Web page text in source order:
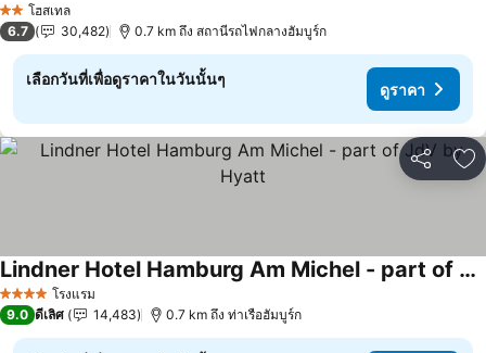
2 ดาวโฮสเทล
6.7 30,482 0.7 km ถึง สถานีรถไฟกลางฮัมบูร์ก
เลือกวันที่เพื่อดูราคาในวันนั้นๆ
ดูราคา
แชร์ เ
4 ดาว โรงแรม
Lindner Hotel Hamburg Am Michel - part of JdV by Hyatt
9.0 ดีเลิศ 14,483 0.7 km ถึง ท่าเรือฮัมบูร์ก